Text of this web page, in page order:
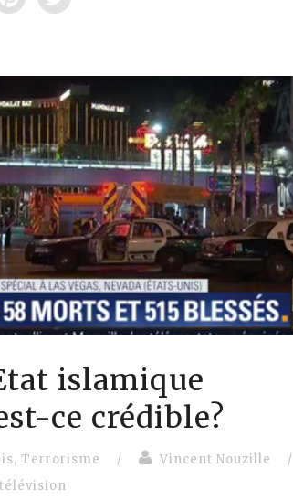
islamique
ce crédible?
, Terrorisme / Vincent Nouzille
/
télévision